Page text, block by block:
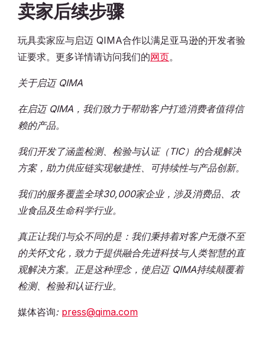
卖家后续步骤
玩具卖家应与启迈 QIMA合作以满足亚马逊的开发者验
证要求。更多详情请访问我们的网页。
关于启迈 QIMA
在启迈 QIMA，我们致力于帮助客户打造消费者值得信
赖的产品。
我们开发了涵盖检测、检验与认证（TIC）的合规解决
方案，助力供应链实现敏捷性、可持续性与产品创新。
我们的服务覆盖全球30,000家企业，涉及消费品、农
业食品及生命科学行业。
真正让我们与众不同的是：我们秉持着对客户无微不至
的关怀文化，致力于提供融合先进科技与人类智慧的直
观解决方案。正是这种理念，使启迈 QIMA持续颠覆着
检测、检验和认证行业。
媒体咨询: press@qima.com